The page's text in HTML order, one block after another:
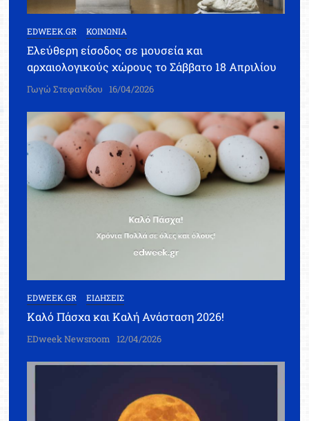
EDWEEK.GR ΚΟΙΝΩΝΙΑ
Ελεύθερη είσοδος σε μουσεία και
αρχαιολογικούς χώρους το Σάββατο 18 Απριλίου
Γωγώ Στεφανίδου 16/04/2026
EDWEEK.GR ΕΙΔΗΣΕΙΣ
Καλό Πάσχα και Καλή Ανάσταση 2026!
EDweek Newsroom 12/04/2026